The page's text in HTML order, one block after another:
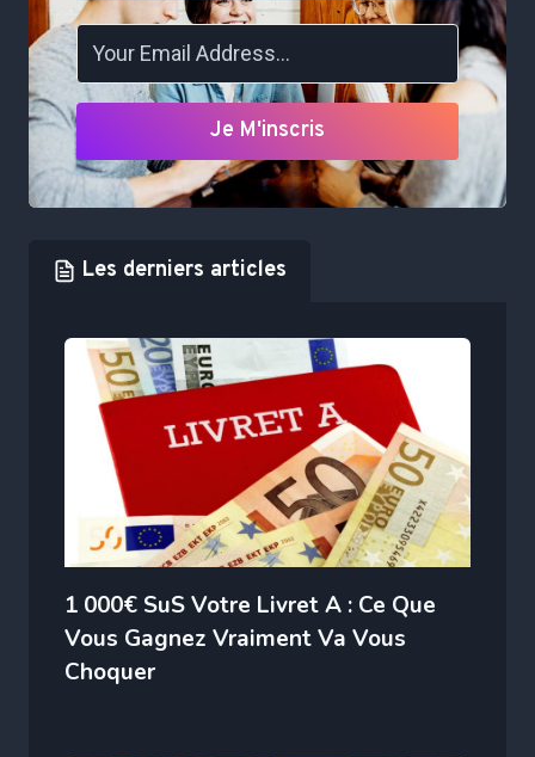
Je M'inscris
Les derniers articles
1 000€ SuS Votre Livret A : Ce Que
Vous Gagnez Vraiment Va Vous
Choquer